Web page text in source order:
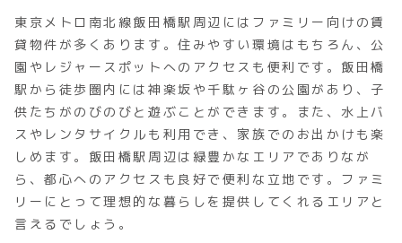
東京メトロ南北線飯田橋駅周辺にはファミリー向けの賃
貸物件が多くあります。住みやすい環境はもちろん、公
園やレジャースポットへのアクセスも便利です。飯田橋
駅から徒歩圏内には神楽坂や千駄ヶ谷の公園があり、子
供たちがのびのびと遊ぶことができます。また、水上バ
スやレンタサイクルも利用でき、家族でのお出かけも楽
しめます。飯田橋駅周辺は緑豊かなエリアでありなが
ら、都心へのアクセスも良好で便利な立地です。ファミ
リーにとって理想的な暮らしを提供してくれるエリアと
言えるでしょう。